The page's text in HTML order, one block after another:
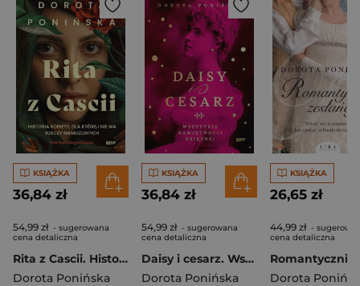
KSIĄŻKA
36,84 zł
54,99 zł - sugerowana
cena detaliczna
Rita z Cascii. Historia kobiety, dla której nie ma rzeczy niemożliwych
Dorota Ponińska
KSIĄŻKA
36,84 zł
54,99 zł - sugerowana
cena detaliczna
Daisy i cesarz. Wszystkie namiętności księżnej
Dorota Ponińska
KSIĄŻKA
26,65 zł
44,99 zł -
cena detaliczna
Dorota